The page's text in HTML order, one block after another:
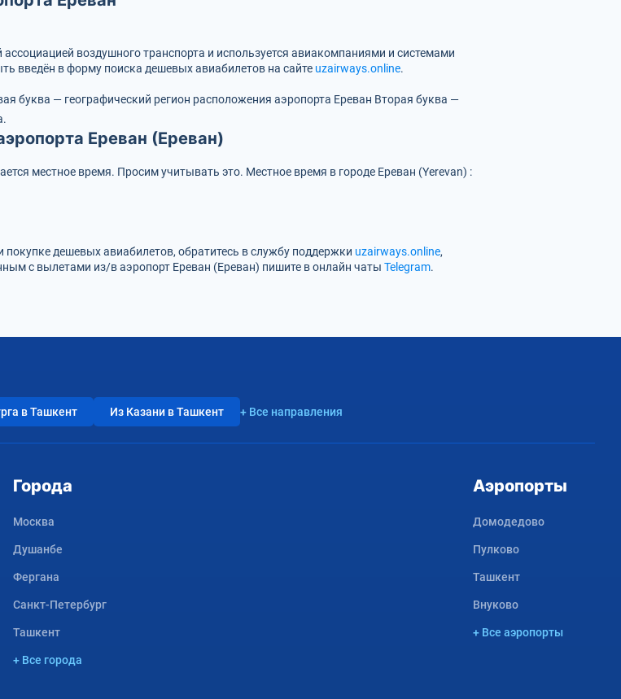
воздушного транспорта и используется авиакомпаниями и системами
введён в форму поиска дешевых авиабилетов на сайте uzairways.online.
буква — географический регион расположения аэропорта Ереван Вторая буква —
Ереван (Ереван)
местное время. Просим учитывать это. Местное время в городе Ереван (Yerevan) :
дешевых авиабилетов, обратитесь в службу поддержки uzairways.online,
с вылетами из/в аэропорт Ереван (Ереван) пишите в онлайн чаты Telegram.
в Ташкент Из Казани в Ташкент + Все направления
Города
Москва
Душанбе
Фергана
Санкт-Петербург
Ташкент
+ Все города
Аэропорты
Домодедово
Пулково
Ташкент
Внуково
+ Все аэропорты